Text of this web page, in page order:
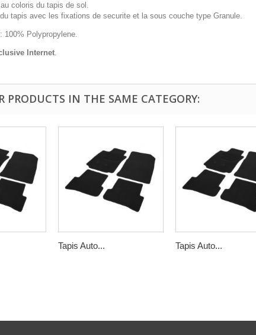
coloris du tapis de sol.
tapis avec les fixations de securite et la sous couche type Granule.
: 100% Polypropylene.
Internet.
PRODUCTS IN THE SAME CATEGORY:
Tapis Auto... Tapis Auto...